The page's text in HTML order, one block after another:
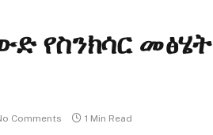
የስንክሳር መፅሄት
Comments 1 Min Read